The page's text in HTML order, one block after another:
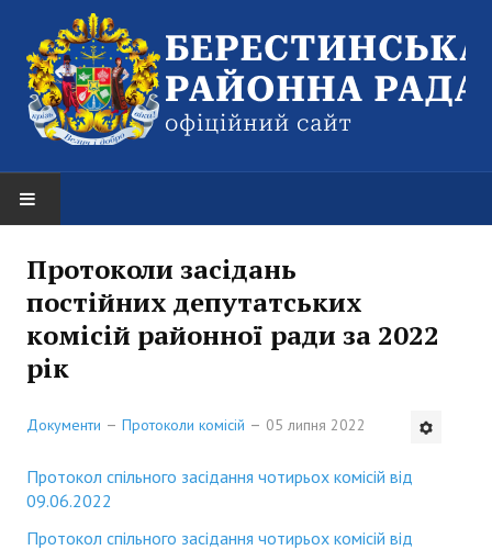
Оголошення
РАЙОННА РАДА
Депутати районної ради
Депутати районної ради
Протоколи засідань
постійних депутатських
комісій районної ради за 2022
рік
Документи Протоколи комісій 05 липня 2022
Протокол спільного засідання чотирьох комісій від
09.06.2022
Протокол спільного засідання чотирьох комісій від